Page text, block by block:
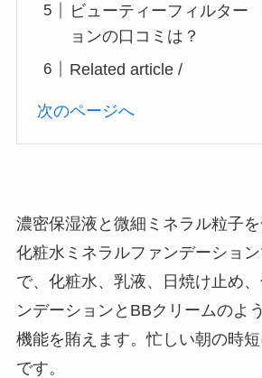
ビューティーフィルター
ョンの口コミは？
Related article /
次のページへ
濃密保湿液と微細ミネラル粒子
化粧水ミネラルファンデーショ
で、化粧水、乳液、日焼け止め
ンデーションとBBクリームのよ
機能を賄えます。忙しい朝の時
です。